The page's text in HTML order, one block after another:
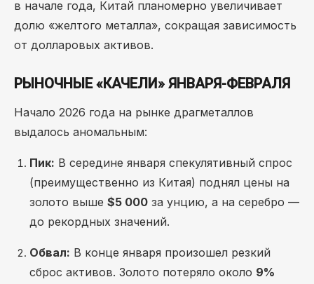
в начале года, Китай планомерно увеличивает
долю «желтого металла», сокращая зависимость
от долларовых активов.
РЫНОЧНЫЕ «КАЧЕЛИ» ЯНВАРЯ-ФЕВРАЛЯ
Начало 2026 года на рынке драгметаллов
выдалось аномальным:
Пик: В середине января спекулятивный спрос
(преимущественно из Китая) поднял цены на
золото выше $5 000 за унцию, а на серебро —
до рекордных значений.
Обвал: В конце января произошел резкий
сброс активов. Золото потеряло около 9%